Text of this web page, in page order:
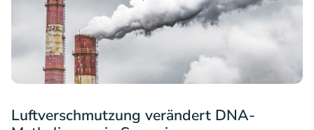
Luftverschmutzung verändert DNA-